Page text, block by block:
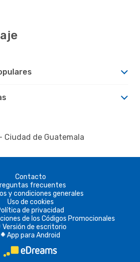
Ciudad de Guatemala
Contacto
frecuentes
y condiciones generales
Uso de cookies
de privacidad
de los Códigos Promocionales
Versión de escritorio
A App para Android